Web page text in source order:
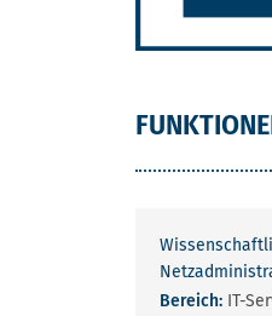
Bereich: IT-